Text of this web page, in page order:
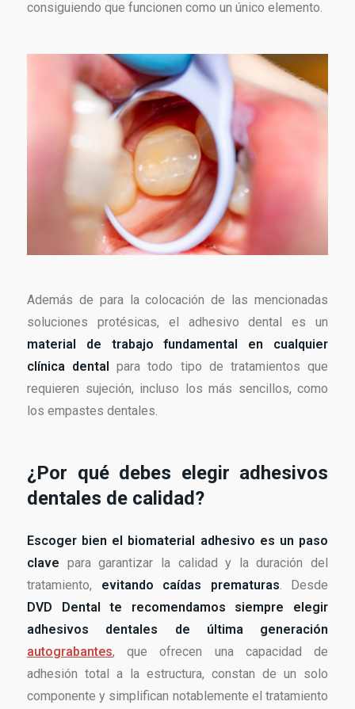
consiguiendo que funcionen como un único elemento.
Además de para la colocación de las mencionadas
soluciones protésicas, el adhesivo dental es un
material de trabajo fundamental en cualquier
clínica dental
para todo tipo de tratamientos que
requieren sujeción, incluso los más sencillos, como
los empastes dentales.
¿Por qué debes elegir adhesivos
dentales de calidad?
Escoger bien el biomaterial adhesivo es un paso
clave para garantizar la calidad y la duración del
tratamiento, evitando caídas prematuras. Desde
DVD Dental te recomendamos siempre elegir
adhesivos dentales de última generación
autograbantes, que ofrecen una capacidad de
adhesión total a la estructura, constan de un solo
componente y simplifican notablemente el tratamiento